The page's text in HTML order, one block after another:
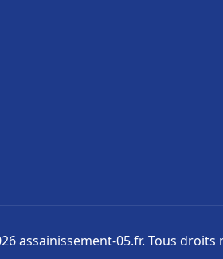
assainissement-05.fr. Tous